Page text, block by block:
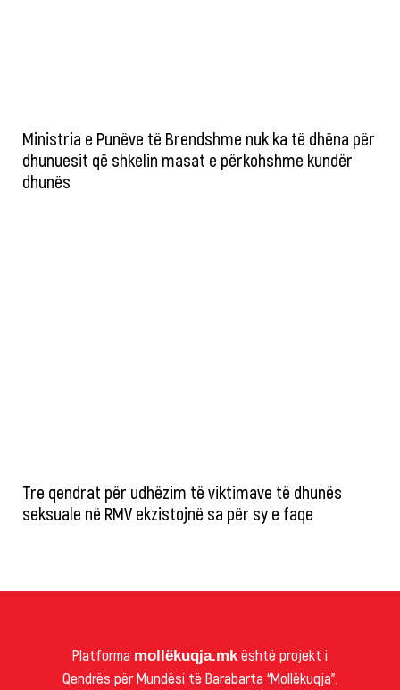
Ministria e Punëve të Brendshme nuk ka të dhëna për
dhunuesit që shkelin masat e përkohshme kundër
dhunës
Tre qendrat për udhëzim të viktimave të dhunës
seksuale në RMV ekzistojnë sa për sy e faqe
Platforma mollëkuqja.mk është projekt i
Qendrës për Mundësi të Barabarta “Mollëkuqja”.